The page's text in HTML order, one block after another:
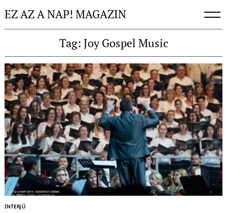
toEZ AZ A NAP! MAGAZIN
Tag: Joy Gospel Music
INTERJÚ
Keresés: